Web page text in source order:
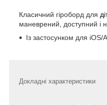
Класичний гіроборд для
маневрений, доступний і
Із застосунком для iOS/
Докладні характеристики